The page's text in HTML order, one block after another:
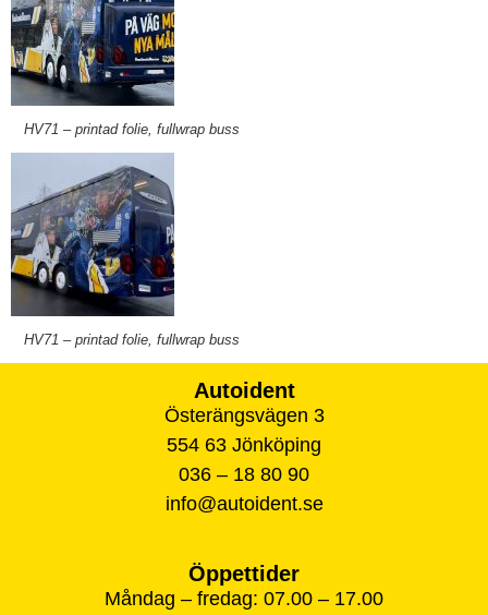
HV71 – printad folie, fullwrap buss
HV71 – printad folie, fullwrap buss
Autoident
Österängsvägen 3
554 63 Jönköping
036 – 18 80 90
info@autoident.se
Öppettider
Måndag – fredag: 07.00 – 17.00